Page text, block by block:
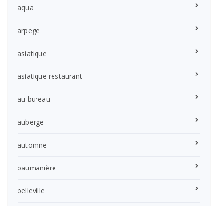
aqua
arpege
asiatique
asiatique restaurant
au bureau
auberge
automne
baumanière
belleville